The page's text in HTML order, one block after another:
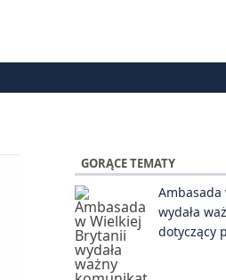
GORĄCE TEMATY
wydała
dotyczący